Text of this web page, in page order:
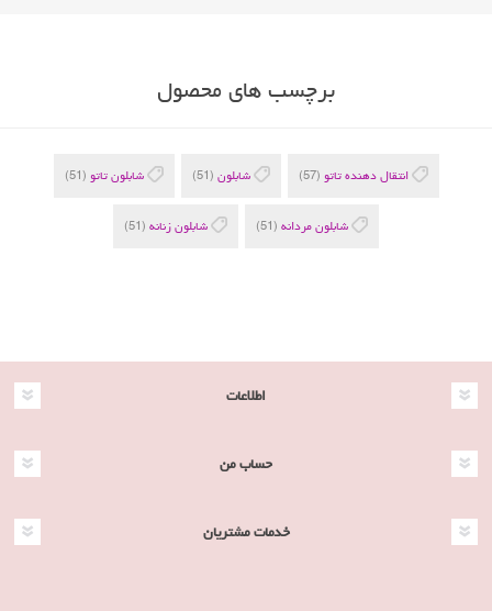
برچسب های محصول
انتقال دهنده تاتو (57) شابلون(51) شابلون تاتو (51)
شابلون مردانه(51) شابلون زنانه(51)
اطلاعات
حساب من
خدمات مشتریان